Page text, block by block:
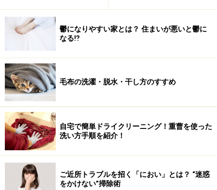
5．1cmほどの厚みに切ります。
6．お好きな容器に入れます。
7．蜂蜜を流しいれて、完了です。しばらく常温で置
鬱になりやすい家とは？ 住まいが悪いと鬱に
なる⁉
毛布の洗濯・脱水・干し方のすすめ
自宅で簡単ドライクリーニング！重曹を使った
洗い方手順を紹介！
ご近所トラブルを招く「におい」とは？ “迷惑
をかけない”掃除術